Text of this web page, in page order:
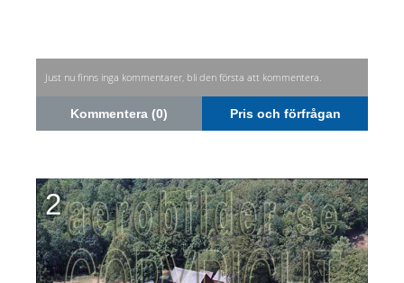
Just nu finns inga kommentarer, bli den första att kommentera.
Kommentera (0) Pris och förfrågan
2